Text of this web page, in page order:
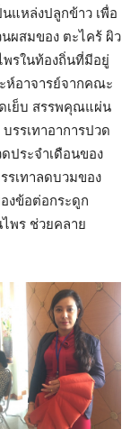
แหล่งปลูกข้าว เพื่อ
ผสมของ ตะไคร้ ผิว
พรในท้องถิ่นที่มีอยู่
ห์อาจารย์จากคณะ
เย็บ สรรพคุณแผ่น
รรเทาอาการปวด
ประจำเดือนของ
รเทาลดบวมของ
งข้อต่อกระดูก
พร ช่วยคลาย